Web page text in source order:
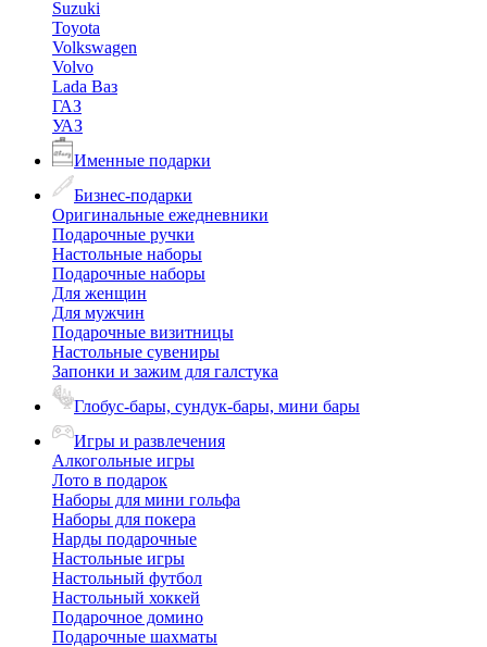
Suzuki
Toyota
Volkswagen
Volvo
Lada Ваз
ГАЗ
УАЗ
Именные подарки
Бизнес-подарки
Оригинальные ежедневники
Подарочные ручки
Настольные наборы
Подарочные наборы
Для женщин
Для мужчин
Подарочные визитницы
Настольные сувениры
Запонки и зажим для галстука
Глобус-бары, сундук-бары, мини бары
Игры и развлечения
Алкогольные игры
Лото в подарок
Наборы для мини гольфа
Наборы для покера
Нарды подарочные
Настольные игры
Настольный футбол
Настольный хоккей
Подарочное домино
Подарочные шахматы